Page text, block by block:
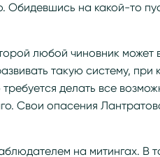
Обидевшись на какой-то
любой чиновник может
такую систему, при
делать все
Свои опасения
на митингах. В